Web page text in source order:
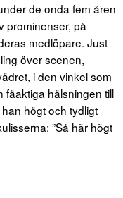
de onda fem åren
prominenser, på
medlöpare. Just
över scenen,
i den vinkel som
fäaktiga hälsningen till
högt och tydligt
”Så här högt